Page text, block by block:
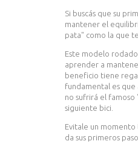
Si buscás que su
mantener el
pata" como la que
Este modelo
aprender a
beneficio tiene
fundamental es que
no sufrirá el famoso
siguiente bici.
Evitale un
da sus primeros